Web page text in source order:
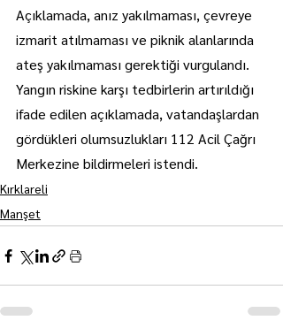
Açıklamada, anız yakılmaması, çevreye
izmarit atılmaması ve piknik alanlarında
ateş yakılmaması gerektiği vurgulandı.
Yangın riskine karşı tedbirlerin artırıldığı
ifade edilen açıklamada, vatandaşlardan
gördükleri olumsuzlukları 112 Acil Çağrı
Merkezine bildirmeleri istendi.
Kırklareli
Manşet